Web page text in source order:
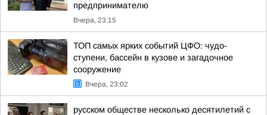
предпринимателю
Вчера, 23:15
ТОП самых ярких событий ЦФО: чудо-
ступени, бассейн в кузове и загадочное
сооружение
Вчера, 23:02
русском обществе несколько десятилетий с